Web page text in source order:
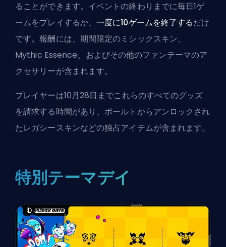
ることができます。イベントの終わりまでに毎日1ゲ
ームをプレイするか、一度に10ゲームを終了するだけ
です。報酬には、期間限定のミシックスキン、
Mythic Essence、およびその他のファンテーマのア
クセサリーが含まれます。
プレイヤーは10月28日までこれらのすべてのグッズ
を請求する時間があり、 ボールト からアンロックされ
たレガシースキンなどの独占アイテムが含まれます。
特別テーマデイ